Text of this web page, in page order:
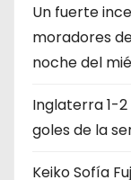
Un fuerte
moradores
noche del
Inglaterra 1-
goles de la
Keiko Sofía